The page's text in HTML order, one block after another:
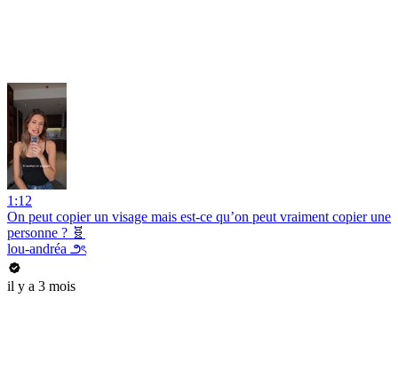
1:12
On peut copier un visage mais est-ce qu’on peut vraiment copier une
personne ? 🧬
lou-andréa ౨ৎ
il y a 3 mois